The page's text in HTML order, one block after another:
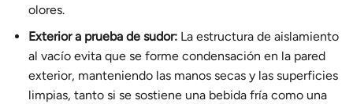
olores.
Exterior a prueba de sudor:La estructura de aislamiento
al vacío evita que se forme condensación en la pared
exterior, manteniendo las manos secas y las superficies
limpias, tanto si se sostiene una bebida fría como una